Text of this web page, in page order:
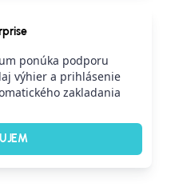
ponúka podporu
výhier a prihlásenie
zakladania